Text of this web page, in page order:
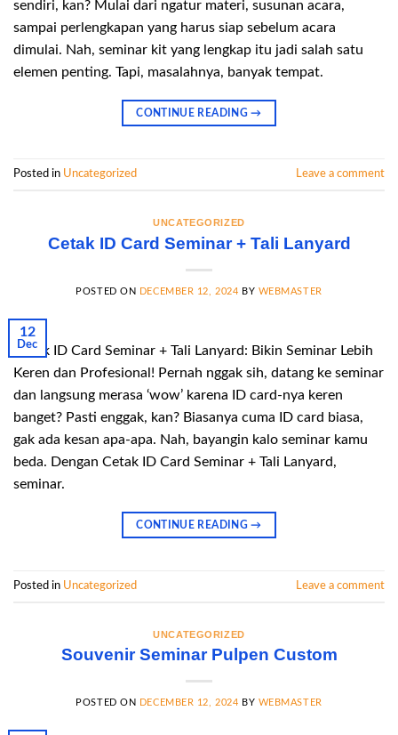
sendiri, kan? Mulai dari ngatur materi, susunan acara,
sampai perlengkapan yang harus siap sebelum acara
dimulai. Nah, seminar kit yang lengkap itu jadi salah satu
elemen penting. Tapi, masalahnya, banyak tempat.
CONTINUE READING→
Posted in Uncategorized Leave a comment
UNCATEGORIZED
Cetak ID Card Seminar + Tali Lanyard
POSTED ON DECEMBER 12, 2024 BY WEBMASTER
12
Dec
Cetak ID Card Seminar + Tali Lanyard: Bikin Seminar Lebih
Keren dan Profesional! Pernah nggak sih, datang ke seminar
dan langsung merasa ‘wow’ karena ID card-nya keren
banget? Pasti enggak, kan? Biasanya cuma ID card biasa,
gak ada kesan apa-apa. Nah, bayangin kalo seminar kamu
beda. Dengan Cetak ID Card Seminar + Tali Lanyard,
seminar.
CONTINUE READING→
Posted in Uncategorized Leave a comment
UNCATEGORIZED
Souvenir Seminar Pulpen Custom
POSTED ON DECEMBER 12, 2024 BY WEBMASTER